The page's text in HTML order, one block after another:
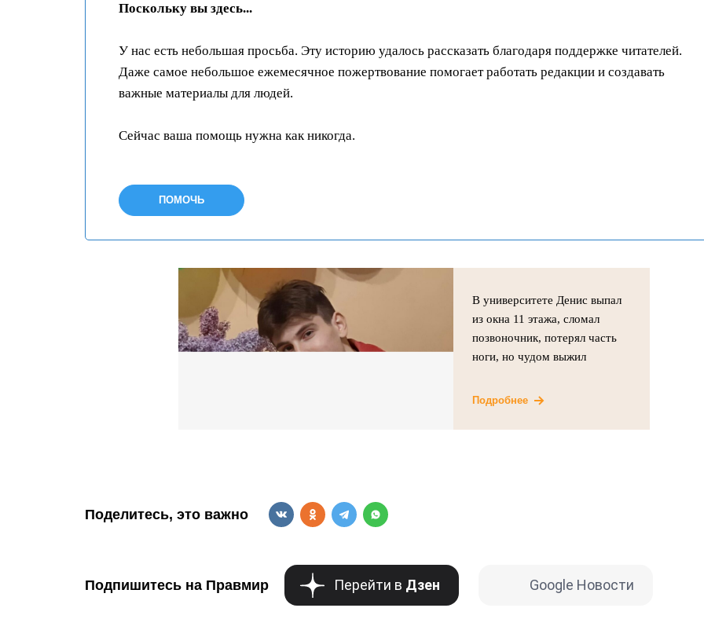
Поскольку вы здесь...
У нас есть небольшая просьба. Эту историю удалось рассказать благодаря поддержке читателей.
Даже самое небольшое ежемесячное пожертвование помогает работать редакции и создавать
важные материалы для людей.
Сейчас ваша помощь нужна как никогда.
ПОМОЧЬ
В университете Денис выпал
из окна 11 этажа, сломал
позвоночник, потерял часть
ноги, но чудом выжил
Подробнее
Поделитесь, это важно
Подпишитесь на Правмир Перейти в Дзен Google Новости